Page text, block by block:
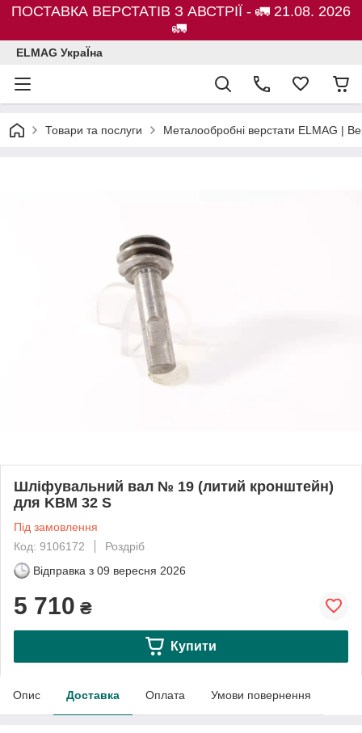
ПОСТАВКА ВЕРСТАТІВ З АВСТРІЇ - 🚛 21.08. 2026
🚛
ELMAG УкраЇна
Товари та послуги Металообробні верстати ELMAG |
Шліфувальний вал № 19 (литий кронштейн)
для KBM 32 S
Під замовлення
Код: 9106172
Роздріб
Відправка з 09 вересня 2026
5 710 ₴
Купити
Опис Доставка Оплата Умови повернення